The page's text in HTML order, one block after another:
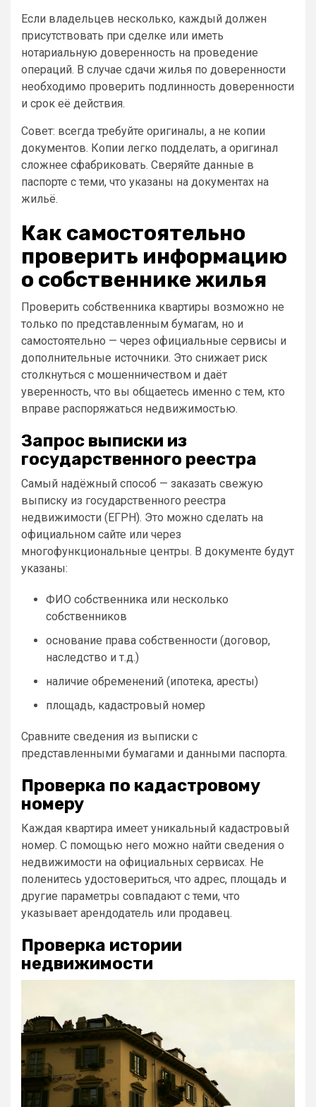
Если владельцев несколько, каждый должен
присутствовать при сделке или иметь
нотариальную доверенность на проведение
операций. В случае сдачи жилья по доверенности
необходимо проверить подлинность доверенности
и срок её действия.
Совет: всегда требуйте оригиналы, а не копии
документов. Копии легко подделать, а оригинал
сложнее сфабриковать. Сверяйте данные в
паспорте с теми, что указаны на документах на
жильё.
Как самостоятельно
проверить информацию
о собственнике жилья
Проверить собственника квартиры возможно не
только по представленным бумагам, но и
самостоятельно — через официальные сервисы и
дополнительные источники. Это снижает риск
столкнуться с мошенничеством и даёт
уверенность, что вы общаетесь именно с тем, кто
вправе распоряжаться недвижимостью.
Запрос выписки из
государственного реестра
Самый надёжный способ — заказать свежую
выписку из государственного реестра
недвижимости (ЕГРН). Это можно сделать на
официальном сайте или через
многофункциональные центры. В документе будут
указаны:
ФИО собственника или несколько
собственников
основание права собственности (договор,
наследство и т.д.)
наличие обременений (ипотека, аресты)
площадь, кадастровый номер
Сравните сведения из выписки с
представленными бумагами и данными паспорта.
Проверка по кадастровому
номеру
Каждая квартира имеет уникальный кадастровый
номер. С помощью него можно найти сведения о
недвижимости на официальных сервисах. Не
поленитесь удостовериться, что адрес, площадь и
другие параметры совпадают с теми, что
указывает арендодатель или продавец.
Проверка истории
недвижимости